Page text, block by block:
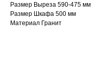
Размер Выреза 590-475 мм
Размер Шкафа 500 мм
Материал Гранит